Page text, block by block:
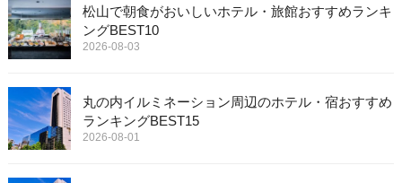
松山で朝食がおいしいホテル・旅館おすすめランキ
ングBEST10
2026-08-03
丸の内イルミネーション周辺のホテル・宿おすすめ
ランキングBEST15
2026-08-01